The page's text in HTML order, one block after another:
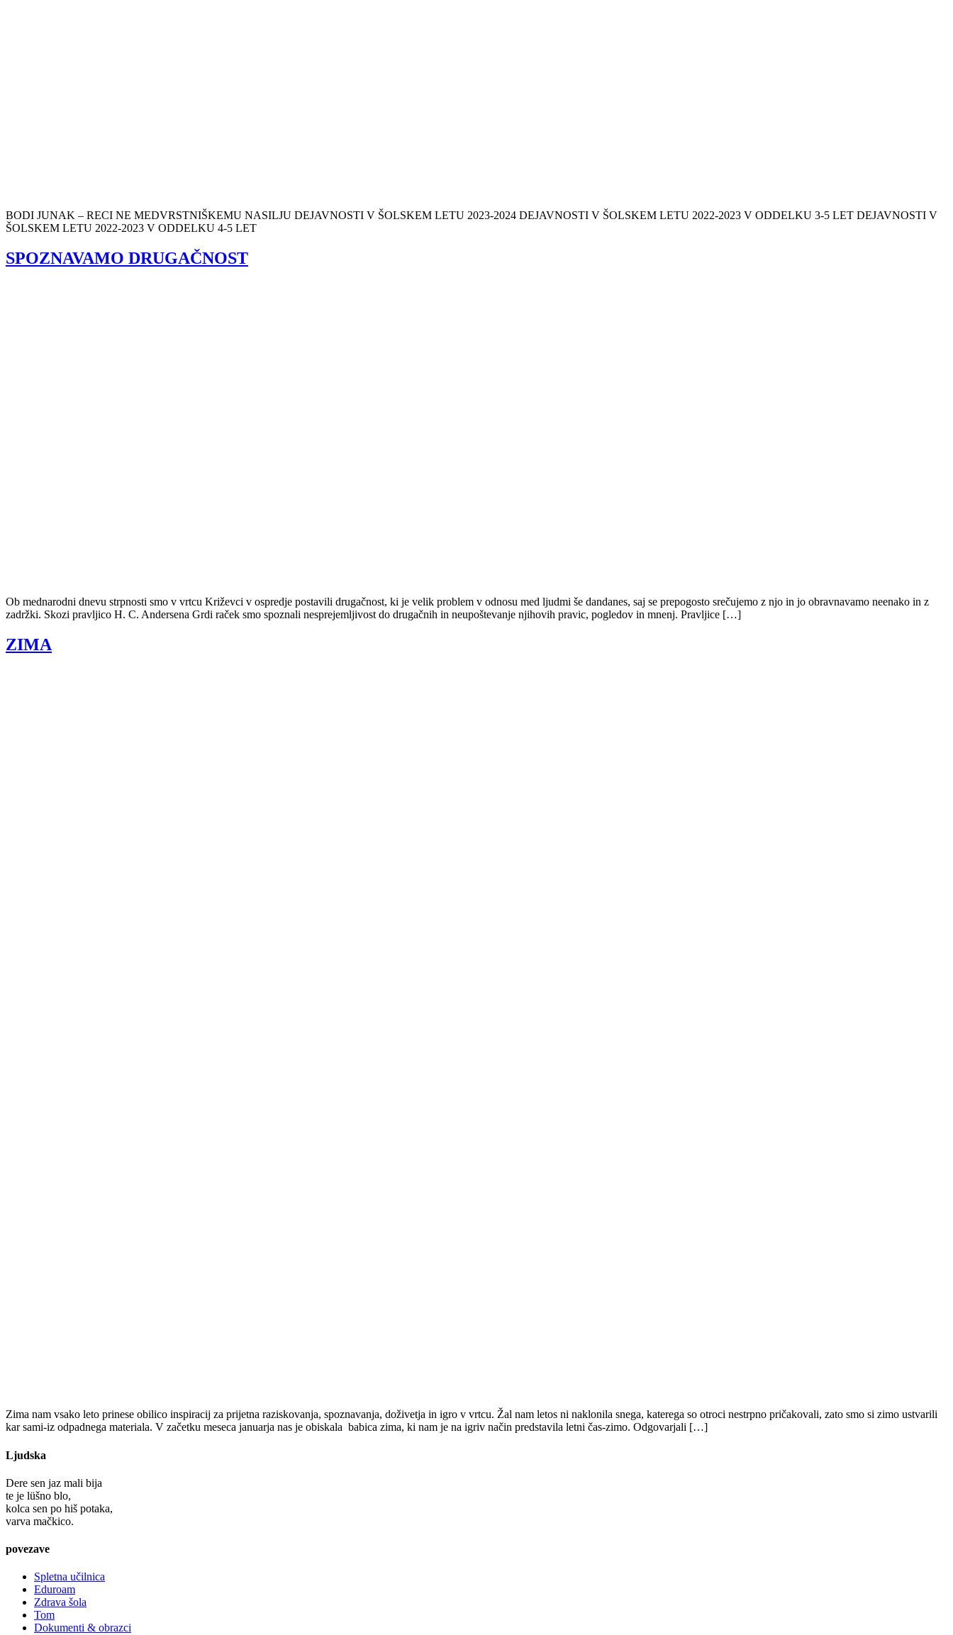
BODI JUNAK – RECI NE MEDVRSTNIŠKEMU NASILJU DEJAVNOSTI V ŠOLSKEM LETU 2023-2024 DEJAVNOSTI V ŠOLSKEM LETU 2022-2023 V ODDELKU 3-5 LET DEJAVNOSTI V
ŠOLSKEM LETU 2022-2023 V ODDELKU 4-5 LET
SPOZNAVAMO DRUGAČNOST
Ob mednarodni dnevu strpnosti smo v vrtcu Križevci v ospredje postavili drugačnost, ki je velik problem v odnosu med ljudmi še dandanes, saj se prepogosto srečujemo z njo in jo obravnavamo neenako in z
zadržki. Skozi pravljico H. C. Andersena Grdi raček smo spoznali nesprejemljivost do drugačnih in neupoštevanje njihovih pravic, pogledov in mnenj. Pravljice […]
ZIMA
Zima nam vsako leto prinese obilico inspiracij za prijetna raziskovanja, spoznavanja, doživetja in igro v vrtcu. Žal nam letos ni naklonila snega, katerega so otroci nestrpno pričakovali, zato smo si zimo ustvarili
kar sami-iz odpadnega materiala. V začetku meseca januarja nas je obiskala babica zima, ki nam je na igriv način predstavila letni čas-zimo. Odgovarjali […]
Ljudska
Dere sen jaz mali bija
te je lüšno blo,
kolca sen po hiš potaka,
varva mačkico.
povezave
Spletna učilnica
Eduroam
Zdrava šola
Tom
Dokumenti & obrazci